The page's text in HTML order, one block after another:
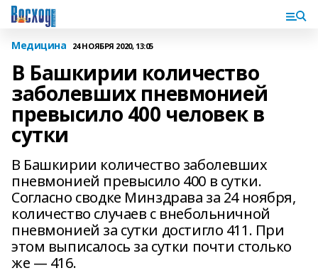
Медицина 24 НОЯБРЯ 2020, 13:05
В Башкирии количество
заболевших пневмонией
превысило 400 человек в
сутки
В Башкирии количество заболевших
пневмонией превысило 400 в сутки.
Согласно сводке Минздрава за 24 ноября,
количество случаев с внебольничной
пневмонией за сутки достигло 411. При
этом выписалось за сутки почти столько
же — 416.